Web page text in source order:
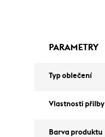
PARAMETRY
Typ oblečení
Vlastnosti přilby
Barva produktu